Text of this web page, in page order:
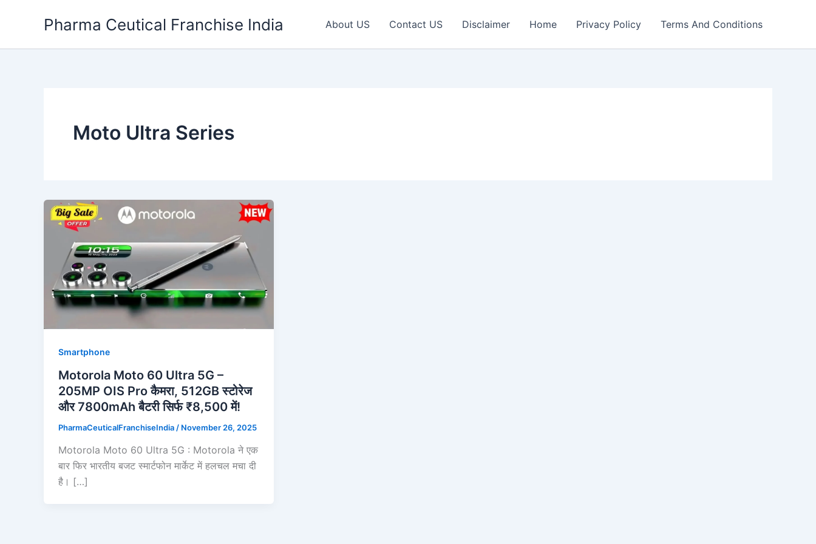
Pharma Ceutical Franchise India About US Contact US Disclaimer Home Privacy Policy Terms And Conditions
Moto Ultra Series
Smartphone
Motorola Moto 60 Ultra 5G –
205MP OIS Pro कैमरा, 512GB स्टोरेज
और 7800mAh बैटरी सिर्फ ₹8,500 में!
PharmaCeuticalFranchiseIndia / November 26, 2025
Motorola Moto 60 Ultra 5G : Motorola ने एक
बार फिर भारतीय बजट स्मार्टफोन मार्केट में हलचल मचा दी
है। […]